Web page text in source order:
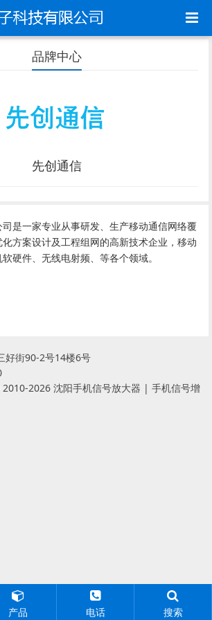
品牌中心
先创通信
是一家专业从事研发、生产移动通信网络覆
方案设计及工程组网的高新技术企业，移动
硬件、无线电射频、等各个领域。
好街90-2号14楼6号
2026 沈阳手机信号放大器 | 手机信号增
产品 电话 搜索